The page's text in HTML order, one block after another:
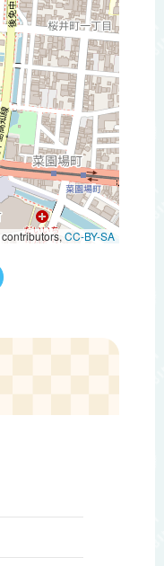
contributors, CC-BY-SA